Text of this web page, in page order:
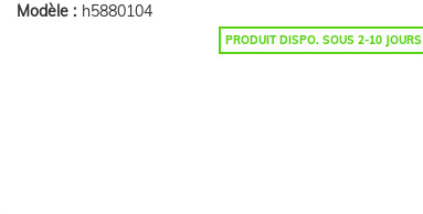
Modèle : h5880104
PRODUIT DISPO. SOUS 2-10 JOURS